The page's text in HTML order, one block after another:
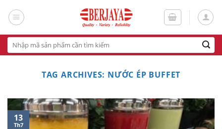
Tìm
kiếm:
TAG ARCHIVES: NƯỚC ÉP BUFFET
13
Th7